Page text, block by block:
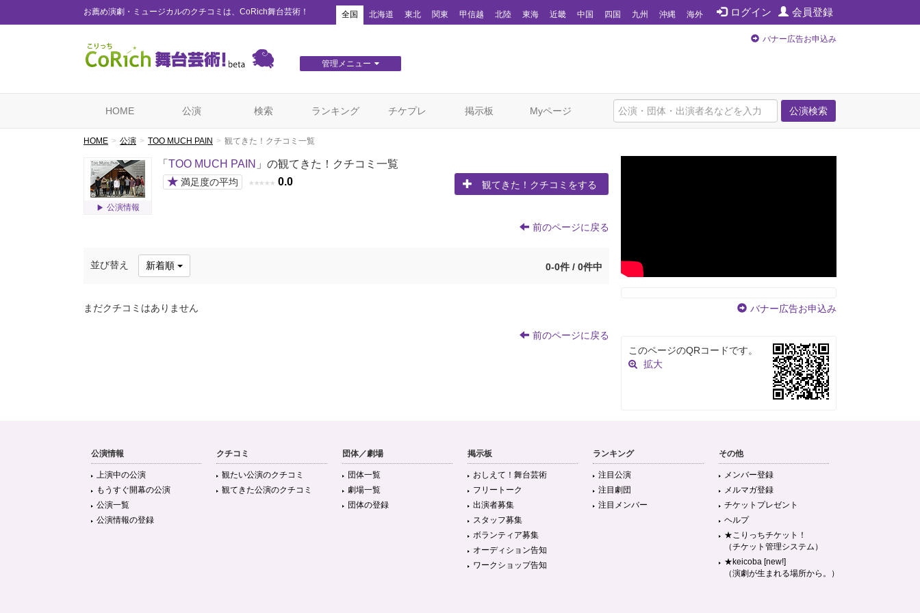
お薦め演劇・ミュージカルのクチコミは、CoRich舞台芸術！ ログイン 会員登録
全国 北海道 東北 関東 甲信越 北陸 東海 近畿 中国 四国 九州 沖縄 海外
管理メニュー
バナー広告お申込み
公演検索
HOME 公演 検索 ランキング チケプレ 掲示板 Myページ
HOME 公演 TOO MUCH PAIN 観てきた！クチコミ一覧
公演情報
「 TOO MUCH PAIN 」の観てきた！クチコミ一覧
★ 満足度の平均 ★ ★ ★ ★ ★ 0.0 観てきた！クチコミをする
前のページに戻る
並び替え 新着順 0-0件 / 0件中
まだクチコミはありません
前のページに戻る
バナー広告お申込み
このページのQRコードです。
拡大
公演情報
上演中の公演
もうすぐ開幕の公演
公演一覧
公演情報の登録
クチコミ
観たい公演のクチコミ
観てきた公演のクチコミ
団体／劇場
団体一覧
劇場一覧
団体の登録
掲示板
おしえて！舞台芸術
フリートーク
出演者募集
スタッフ募集
ボランティア募集
オーディション告知
ワークショップ告知
ランキング
注目公演
注目劇団
注目メンバー
その他
メンバー登録
メルマガ登録
チケットプレゼント
ヘルプ
★こりっちチケット！
（チケット管理システム）
★keicoba [new!]
（演劇が生まれる場所から。）